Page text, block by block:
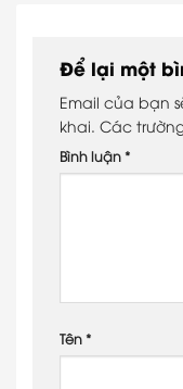
Để lại một
Email của bạn
khai. Các
Bình luận *
Tên *